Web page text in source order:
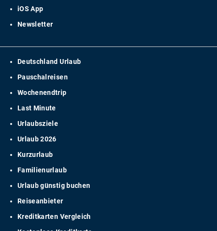
iOS App
Newsletter
Deutschland Urlaub
Pauschalreisen
Wochenendtrip
Last Minute
Urlaubsziele
Urlaub 2026
Kurzurlaub
Familienurlaub
Urlaub günstig buchen
Reiseanbieter
Kreditkarten Vergleich